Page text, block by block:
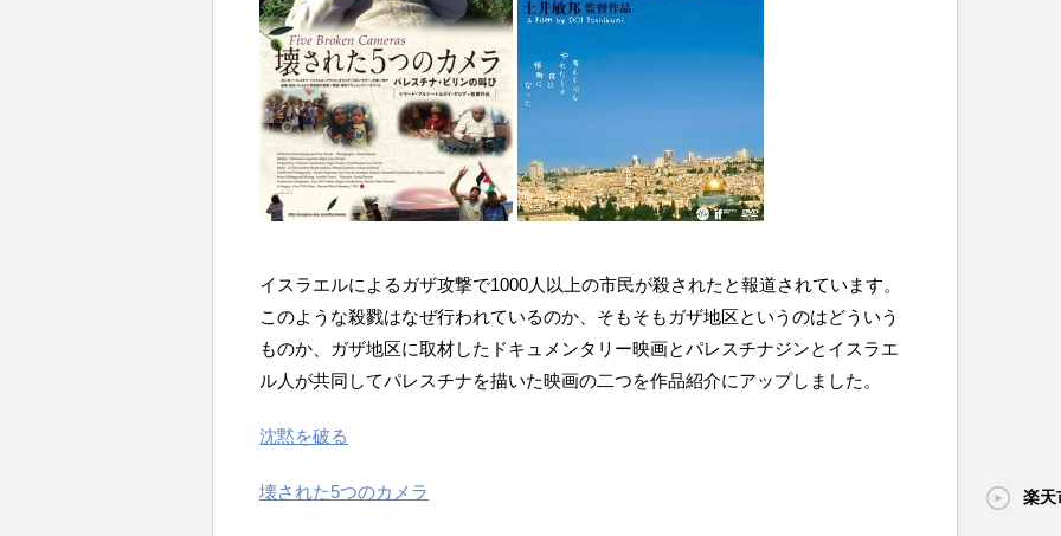
イスラエルによるガザ攻撃で1000人以上の市民が殺されたと報道されています。
このような殺戮はなぜ行われているのか、そもそもガザ地区というのはどういう
ものか、ガザ地区に取材したドキュメンタリー映画とパレスチナジンとイスラエ
ル人が共同してパレスチナを描いた映画の二つを作品紹介にアップしました。
沈黙を破る
壊された5つのカメラ 楽天